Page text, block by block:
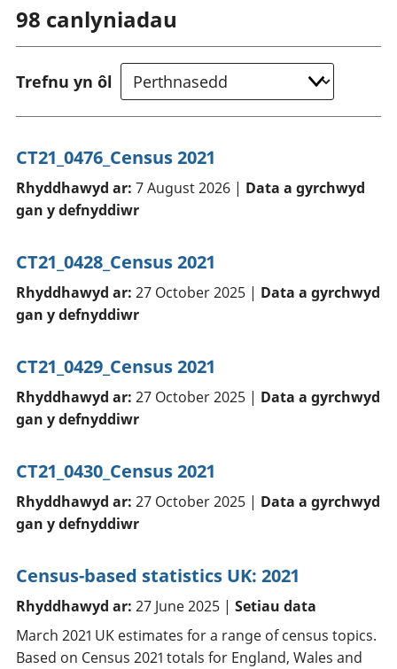
98 canlyniadau
Trefnu yn ôl
CT21_0476_Census 2021
Rhyddhawyd ar: 7 August 2026 | Data a gyrchwyd
gan y defnyddiwr
CT21_0428_Census 2021
Rhyddhawyd ar: 27 October 2025 | Data a gyrchwyd
gan y defnyddiwr
CT21_0429_Census 2021
Rhyddhawyd ar: 27 October 2025 | Data a gyrchwyd
gan y defnyddiwr
CT21_0430_Census 2021
Rhyddhawyd ar: 27 October 2025 | Data a gyrchwyd
gan y defnyddiwr
Census-based statistics UK: 2021
Rhyddhawyd ar: 27 June 2025 | Setiau data
March 2021 UK estimates for a range of census topics.
Based on Census 2021 totals for England, Wales and